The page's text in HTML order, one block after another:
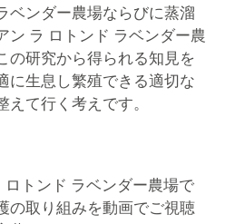
ベンダー農場ならびに蒸溜
ン ラ ロトンド ラベンダー農
の研究から得られる知見を
に生息し繁殖できる適切な
て行く考えです。
ロトンド ラベンダー農場で
の取り組みを動画でご視聴